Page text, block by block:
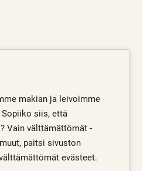
makian ja leivoimme
siis, että
Vain välttämättömät -
paitsi sivuston
evästeet.